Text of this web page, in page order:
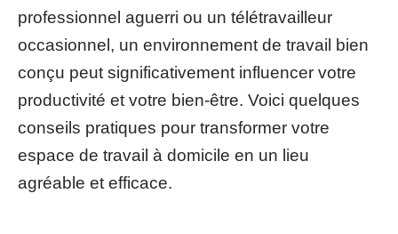
professionnel aguerri ou un télétravailleur
occasionnel, un environnement de travail bien
conçu peut significativement influencer votre
productivité et votre bien-être. Voici quelques
conseils pratiques pour transformer votre
espace de travail à domicile en un lieu
agréable et efficace.